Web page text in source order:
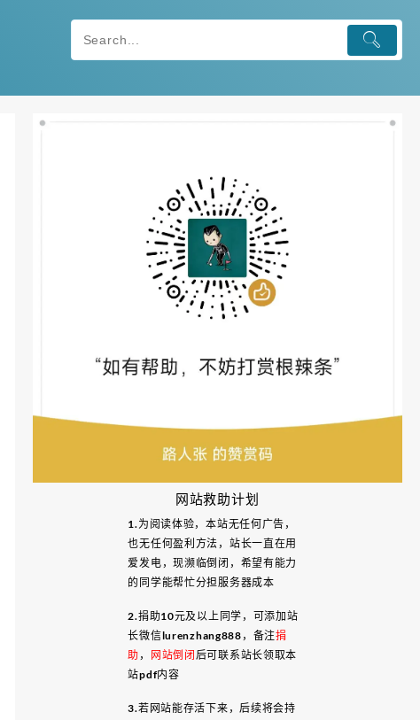
网站救助计划
1.为阅读体验，本站无任何广告，
也无任何盈利方法，站长一直在用
爱发电，现濒临倒闭，希望有能力
的同学能帮忙分担服务器成本
2.捐助10元及以上同学，可添加站
长微信lurenzhang888，备注捐
助 ， 网站倒闭 后可联系站长领取本
站pdf内容
3.若网站能存活下来，后续将会持